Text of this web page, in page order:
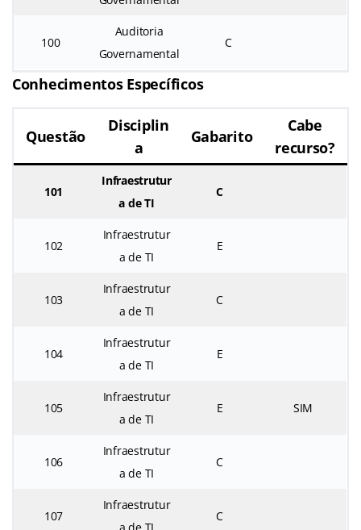
100
Auditoria
Governamental
C
Conhecimentos Específicos
Questão
Disciplin
a
Gabarito
Cabe
recurso?
101
Infraestrutur
a de TI
C
102
Infraestrutur
a de TI
E
103
Infraestrutur
a de TI
C
104
Infraestrutur
a de TI
E
105
Infraestrutur
a de TI
E SIM
106
Infraestrutur
a de TI
C
107
Infraestrutur
C